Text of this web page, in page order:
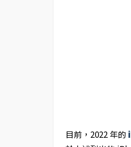
目前，2022 年的